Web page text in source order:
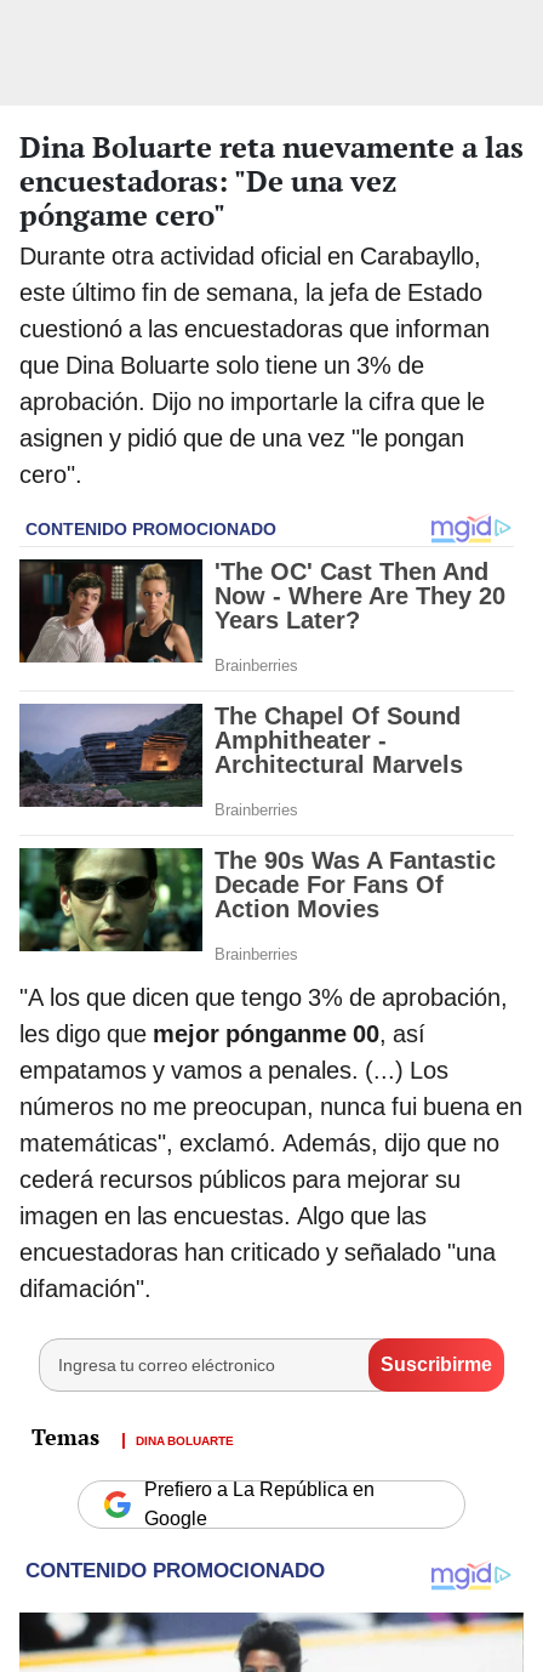
Dina Boluarte reta nuevamente a las
encuestadoras: "De una vez
póngame cero"
Durante otra actividad oficial en Carabayllo,
este último fin de semana, la jefa de Estado
cuestionó a las encuestadoras que informan
que Dina Boluarte solo tiene un 3% de
aprobación. Dijo no importarle la cifra que le
asignen y pidió que de una vez "le pongan
cero".
"A los que dicen que tengo 3% de aprobación,
les digo que mejor pónganme 00, así
empatamos y vamos a penales. (...) Los
números no me preocupan, nunca fui buena en
matemáticas", exclamó. Además, dijo que no
cederá recursos públicos para mejorar su
imagen en las encuestas. Algo que las
encuestadoras han criticado y señalado "una
difamación".
DINA BOLUARTE
Prefiero a La República en
Google